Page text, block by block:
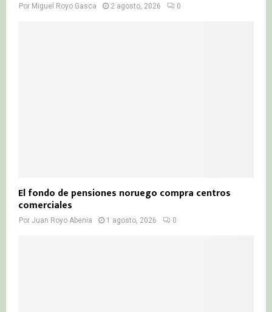
Por Miguel Royo Gasca 2 agosto, 2026 0
El fondo de pensiones noruego compra centros
comerciales
Por Juan Royo Abenia 1 agosto, 2026 0